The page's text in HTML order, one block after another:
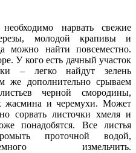
нарвать свежие
молодой крапивы и
можно найти повсеместно.
У кого есть дачный участок
– легко найдут зелень
дополнительно срываем
черной смородины,
жасмина и черемухи. Может
сорвать листочки хмеля и
понадобятся. Все листья
проточной водой,
измельчить.